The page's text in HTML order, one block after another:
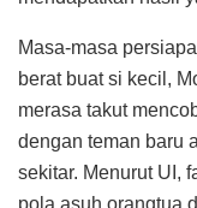
Masa-masa
berat buat si kecil,
merasa takut
dengan teman baru
sekitar. Menurut UI,
pola asuh orangtua